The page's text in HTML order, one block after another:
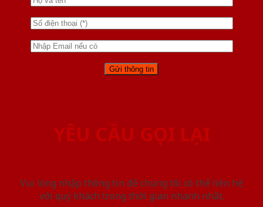
YÊU CẦU GỌI LẠI
Vui lòng nhập thông tin để chúng tôi có thể liên hệ
với quý khách trong thời gian nhanh nhất.